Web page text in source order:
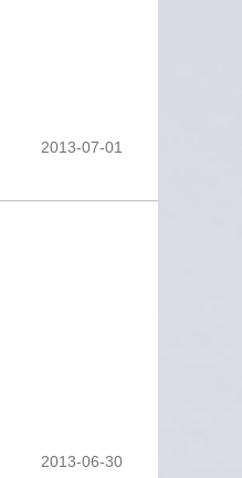
2013-07-01
2013-06-30